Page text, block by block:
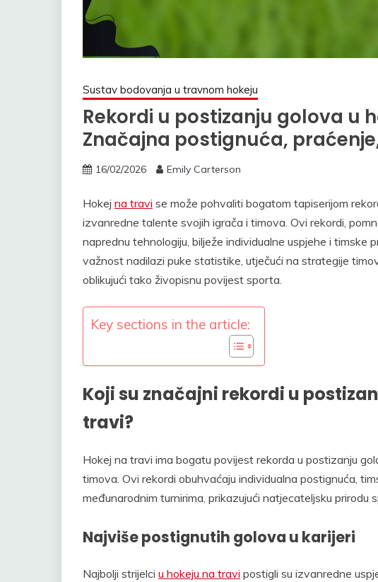
Sustav bodovanja u travnom hokeju
Rekordi u postizanju golova u
Značajna postignuća,
16/02/2026 Emily Carterson
Hokej na travi se može pohvaliti bogatom tapiserijom
izvanredne talente svojih igrača i timova. Ovi rekordi,
naprednu tehnologiju, bilježe individualne uspjehe i timske
važnost nadilazi puke statistike, utječući na strategije
oblikujući tako živopisnu povijest sporta.
Key sections in the article:
Koji su značajni rekordi u
travi?
Hokej na travi ima bogatu povijest rekorda u postizanju
timova. Ovi rekordi obuhvaćaju individualna postignuća,
međunarodnim turnirima, prikazujući natjecateljsku prirodu
Najviše postignutih golova u karijeri
Najbolji strijelci u hokeju na travi postigli su izvanredne